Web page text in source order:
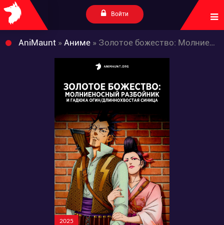
Войти
AniMaunt » Аниме » Золотое божество: Молниеносный разбойник и Гадюка Огин/Длиннохвостая синица
2025